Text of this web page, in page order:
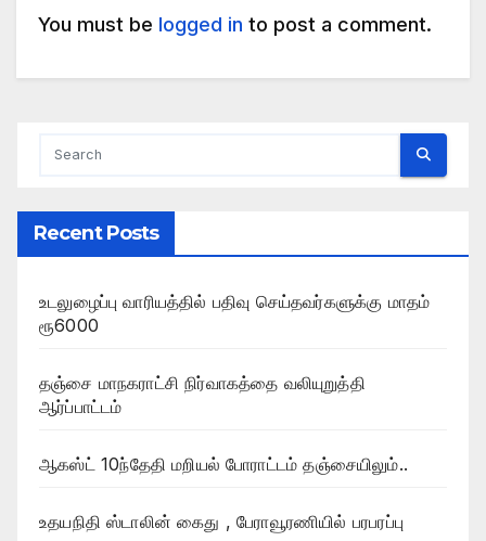
You must be logged in to post a comment.
Recent Posts
உடலுழைப்பு வாரியத்தில் பதிவு செய்தவர்களுக்கு மாதம்
ரூ6000
தஞ்சை மாநகராட்சி நிர்வாகத்தை வலியுறுத்தி
ஆர்ப்பாட்டம்
ஆகஸ்ட் 10ந்தேதி மறியல் போராட்டம் தஞ்சையிலும்..
உதயநிதி ஸ்டாலின் கைது , பேராவூரணியில் பரபரப்பு